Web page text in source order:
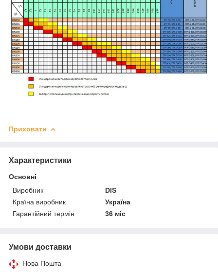
Приховати
Характеристики
Основні
Виробник
DIS
Країна виробник
Україна
Гарантійний термін
36 міс
Умови доставки
Нова Пошта